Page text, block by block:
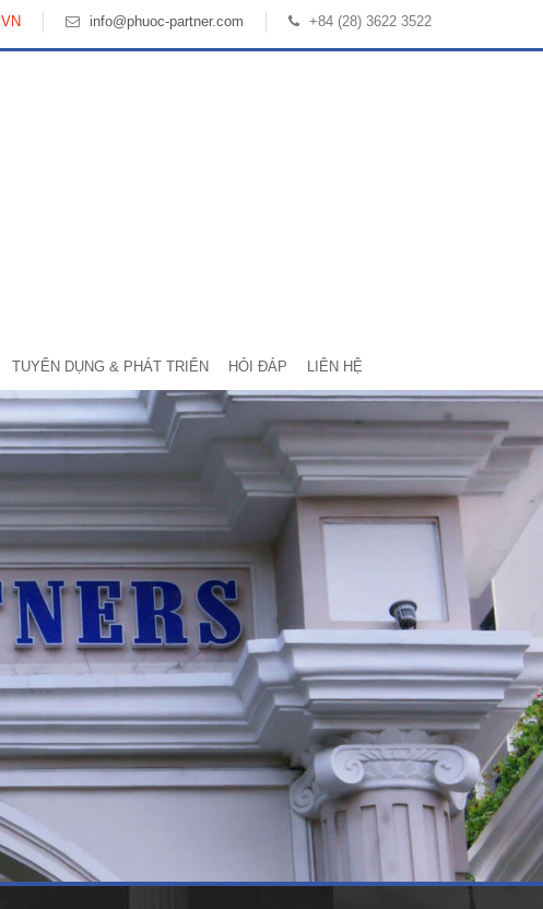
VN info@phuoc-partner.com +84 (28) 3622 3522
TUYỂN DỤNG & PHÁT TRIỂN HỎI ĐÁP LIÊN HỆ